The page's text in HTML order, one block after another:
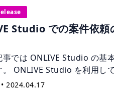
で叩くもの、さらにはシン
けて音を出すものまで。素
見すると共通点がないように
、「パーカッションとは何か
出発し、どのような楽器が
簡単な歴史まで、パーカッ
いきます！
Studio での案件依頼
事では ONLIVE Studio の基
。 ONLIVE Studio を利用し
依頼をしたいとお考えの方、
•2024.04.17